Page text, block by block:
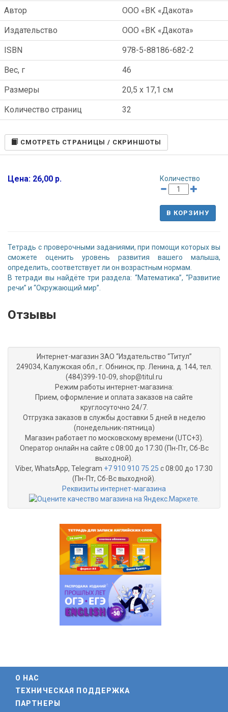
Автор ООО «ВК «Дакота»
Издательство ООО «ВК «Дакота»
ISBN 978-5-88186-682-2
Вес, г 46
Размеры 20,5 x 17,1 см
Количество страниц 32
CМОТРЕТЬ СТРАНИЦЫ / СКРИНШОТЫ
Цена: 26,00 р. Количество
В КОРЗИНУ
Тетрадь с проверочными заданиями, при помощи которых вы
сможете оценить уровень развития вашего малыша,
определить, соответствует ли он возрастным нормам.
В тетради вы найдёте три раздела: “Математика”, “Развитие
речи” и “Окружающий мир”.
Отзывы
Интернет-магазин ЗАО “Издательство “Титул”
249034, Калужская обл., г. Обнинск, пр. Ленина, д. 144, тел.
(484)399-10-09, shop@titul.ru
Режим работы интернет-магазина:
Прием, оформление и оплата заказов на сайте
круглосуточно 24/7.
Отгрузка заказов в службы доставки 5 дней в неделю
(понедельник-пятница)
Магазин работает по московскому времени (UTC+3).
Оператор онлайн на сайте с 08:00 до 17:30 (Пн-Пт, Сб-Вс
выходной).
Viber, WhatsApp, Telegram +7 910 910 75 25 с 08:00 до 17:30
(Пн-Пт, Сб-Вс выходной).
Реквизиты интернет-магазина
О НАС
ТЕХНИЧЕСКАЯ ПОДДЕРЖКА
ПАРТНЕРЫ